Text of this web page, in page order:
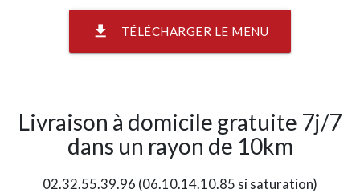
file_download TÉLÉCHARGER LE MENU
Livraison à domicile gratuite 7j/7
dans un rayon de 10km
02.32.55.39.96 (06.10.14.10.85 si saturation)